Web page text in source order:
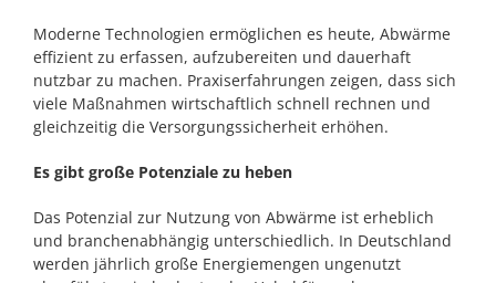
Moderne Technologien ermöglichen es heute, Abwärme
effizient zu erfassen, aufzubereiten und dauerhaft
nutzbar zu machen. Praxiserfahrungen zeigen, dass sich
viele Maßnahmen wirtschaftlich schnell rechnen und
gleichzeitig die Versorgungssicherheit erhöhen.
Es gibt große Potenziale zu heben
Das Potenzial zur Nutzung von Abwärme ist erheblich
und branchenabhängig unterschiedlich. In Deutschland
werden jährlich große Energiemengen ungenutzt